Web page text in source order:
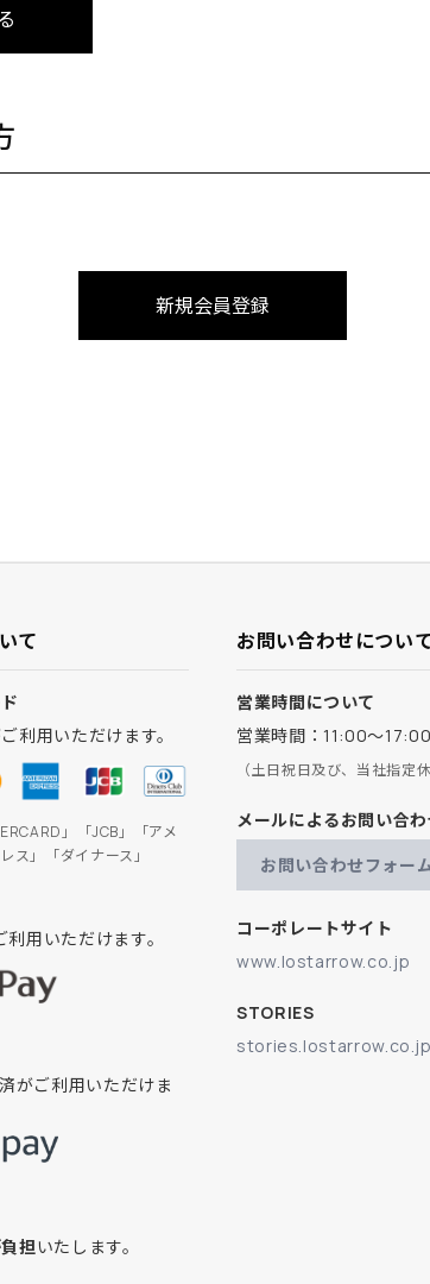
て
利用いただけます。
」「JCB」「アメ
ス」「ダイナース」
用いただけます。
がご利用いただけま
担いたします。
お問い合わせについ
営業時間について
営業時間：11:00～17:00
（土日祝日及び、当社指定
メールによるお問い合
お問い合わせフォー
コーポレートサイト
www.lostarrow.co.jp
STORIES
stories.lostarrow.co.jp